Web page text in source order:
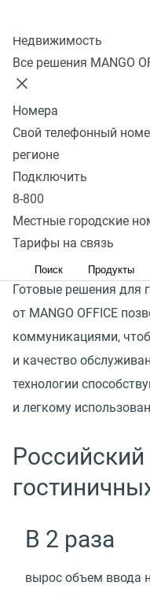
Недвижимость
Все решения MANGO
Номера
Свой телефонный
регионе
Подключить
8-800
Местные городские
Тарифы на связь
Поиск Продукты
В условиях санкций
туристических
организовать
каналах и оперативно
и потребности
те не ушли к
Готовые решения для
от MANGO OFFICE
коммуникациями,
и качество
технологии
и легкому
В 2 раза
вырос объем ввода